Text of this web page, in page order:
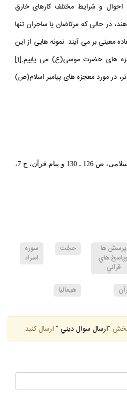
احوال و شرايط مختلف كارهاى خارق
در حالى كه مرتاضان يا ساحران تنها
معينى بر مى آيند. نمونه هايى از اين
تنوع و گوناگو نى را در معجزه هاى حضرت موسى(ع) مى يابيم.[1]
در مورد معجزه هاى پيامبر اسلام(ص)
2- راهيان نور، دفتر تبليغات اسلامى، ص 126 ـ 130 و پيام قرآن، ج 7،
پرسش ها
هاي
قرآني
حجّت
سوره
اسراء
هيماليا
بخش "ارسال سوال ديني " ارسال كنيد.